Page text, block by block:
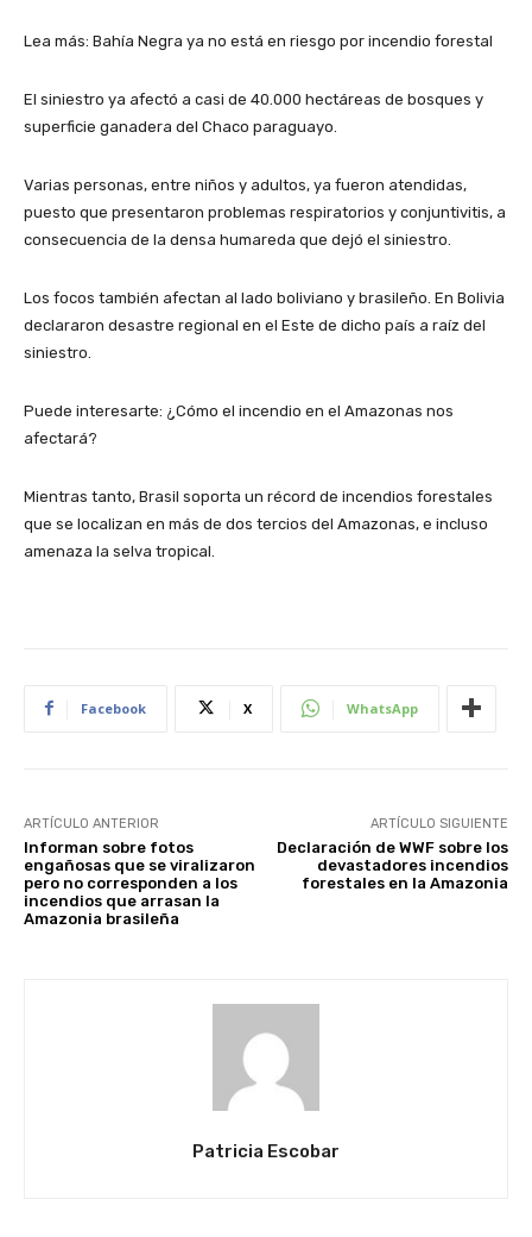
Lea más: Bahía Negra ya no está en riesgo por incendio forestal
El siniestro ya afectó a casi de 40.000 hectáreas de bosques y
superficie ganadera del Chaco paraguayo.
Varias personas, entre niños y adultos, ya fueron atendidas,
puesto que presentaron problemas respiratorios y conjuntivitis, a
consecuencia de la densa humareda que dejó el siniestro.
Los focos también afectan al lado boliviano y brasileño. En Bolivia
declararon desastre regional en el Este de dicho país a raíz del
siniestro.
Puede interesarte: ¿Cómo el incendio en el Amazonas nos
afectará?
Mientras tanto, Brasil soporta un récord de incendios forestales
que se localizan en más de dos tercios del Amazonas, e incluso
amenaza la selva tropical.
Facebook X WhatsApp
ARTÍCULO ANTERIOR
Informan sobre fotos
engañosas que se viralizaron
pero no corresponden a los
incendios que arrasan la
Amazonia brasileña
ARTÍCULO SIGUIENTE
Declaración de WWF sobre los
devastadores incendios
forestales en la Amazonia
Patricia Escobar